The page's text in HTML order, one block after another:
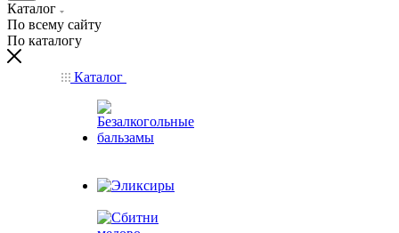
Каталог
По всему сайту
По каталогу
Каталог